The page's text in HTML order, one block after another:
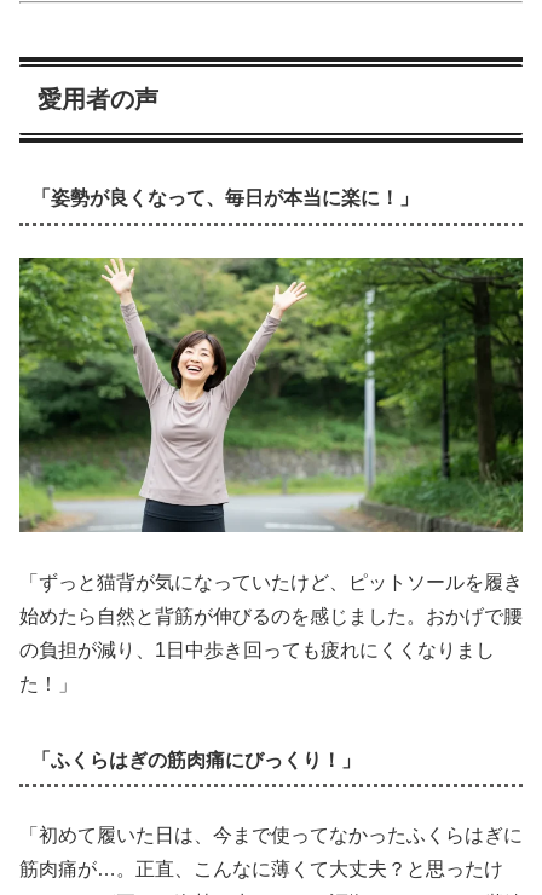
愛用者の声
「姿勢が良くなって、毎日が本当に楽に！」
「ずっと猫背が気になっていたけど、ピットソールを履き
始めたら自然と背筋が伸びるのを感じました。おかげで腰
の負担が減り、1日中歩き回っても疲れにくくなりまし
た！」
「ふくらはぎの筋肉痛にびっくり！」
「初めて履いた日は、今まで使ってなかったふくらはぎに
筋肉痛が…。正直、こんなに薄くて大丈夫？と思ったけ